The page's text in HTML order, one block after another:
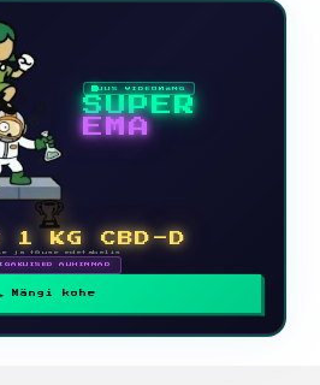
UUS VIDEOMÄNG
SUPER
EMA
🏆
1 KG CBD-D
ja tõuse edetabelis
AUHINNAD
Mängi kohe